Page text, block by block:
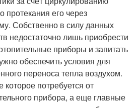
протекания его через
Собственно в силу данных
недостаточно лишь приобрести
приборы и запитать
обеспечить условия для
переноса тепла воздухом.
потребуется от
прибора, а еще главные